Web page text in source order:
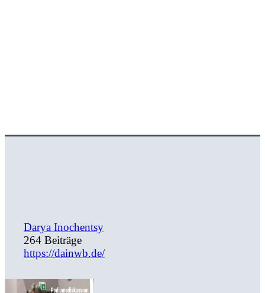
Darya Inochentsy
264 Beiträge
https://dainwb.de/